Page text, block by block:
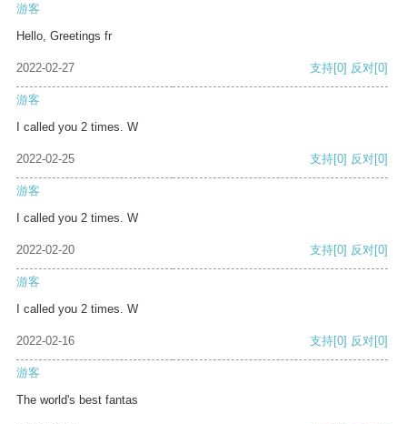
游客
Hello, Greetings fr
2022-02-27 支持[0] 反对[0]
游客
I called you 2 times. W
2022-02-25 支持[0] 反对[0]
游客
I called you 2 times. W
2022-02-20 支持[0] 反对[0]
游客
I called you 2 times. W
2022-02-16 支持[0] 反对[0]
游客
The world's best fantas